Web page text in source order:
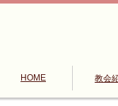
HOME 教会